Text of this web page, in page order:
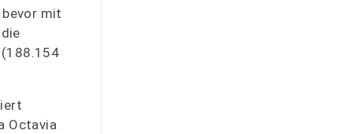
mit
(188.154
Octavia